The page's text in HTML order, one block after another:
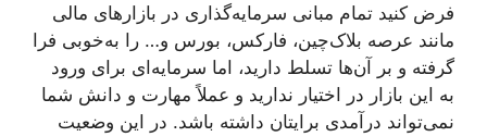
فرض کنید تمام مبانی سرمایه‌گذاری در بازارهای مالی
مانند عرصه بلاک‌چین، فارکس، بورس و… را به‌خوبی فرا
گرفته و بر آن‌ها تسلط دارید، اما سرمایه‌ای برای ورود
به این بازار در اختیار ندارید و عملاً مهارت و دانش شما
نمی‌تواند درآمدی برایتان داشته باشد. در این وضعیت